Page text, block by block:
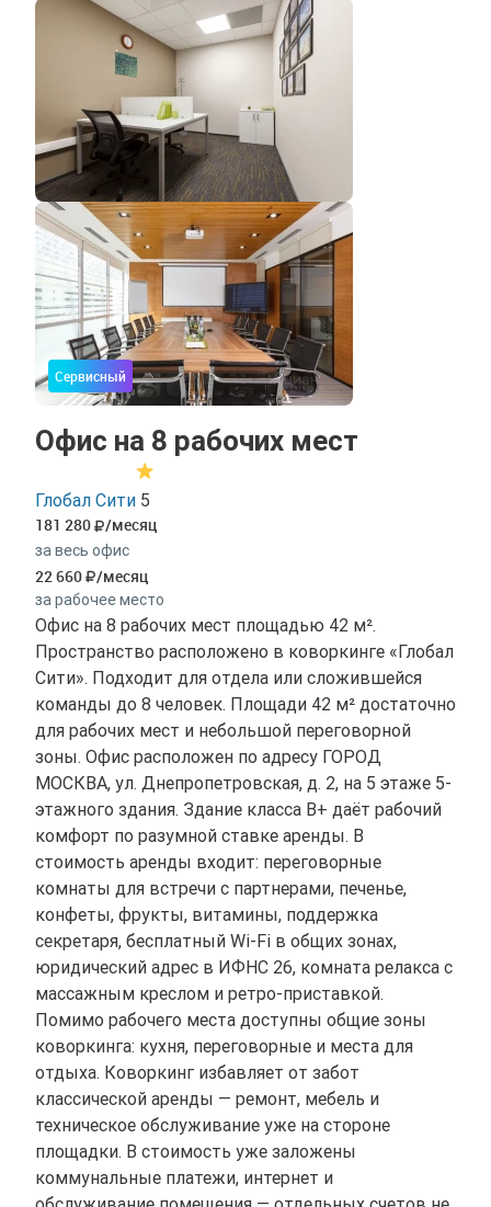
Сервисный
Офис на 8 рабочих мест
Глобал Сити 5
181 280 /месяц
за весь офис
22 660 /месяц
за рабочее место
Офис на 8 рабочих мест площадью 42 м².
Пространство расположено в коворкинге «Глобал
Сити». Подходит для отдела или сложившейся
команды до 8 человек. Площади 42 м² достаточно
для рабочих мест и небольшой переговорной
зоны. Офис расположен по адресу ГОРОД
МОСКВА, ул. Днепропетровская, д. 2, на 5 этаже 5-
этажного здания. Здание класса B+ даёт рабочий
комфорт по разумной ставке аренды. В
стоимость аренды входит: переговорные
комнаты для встречи с партнерами, печенье,
конфеты, фрукты, витамины, поддержка
секретаря, бесплатный Wi-Fi в общих зонах,
юридический адрес в ИФНС 26, комната релакса с
массажным креслом и ретро-приставкой.
Помимо рабочего места доступны общие зоны
коворкинга: кухня, переговорные и места для
отдыха. Коворкинг избавляет от забот
классической аренды — ремонт, мебель и
техническое обслуживание уже на стороне
площадки. В стоимость уже заложены
коммунальные платежи, интернет и